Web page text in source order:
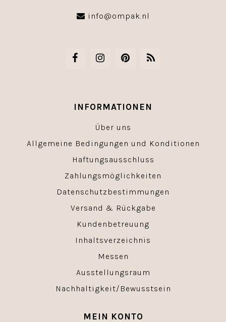
info@ompak.nl
INFORMATIONEN
Über uns
Allgemeine Bedingungen und Konditionen
Haftungsausschluss
Zahlungsmöglichkeiten
Datenschutzbestimmungen
Versand & Rückgabe
Kundenbetreuung
Inhaltsverzeichnis
Messen
Ausstellungsraum
Nachhaltigkeit/Bewusstsein
MEIN KONTO